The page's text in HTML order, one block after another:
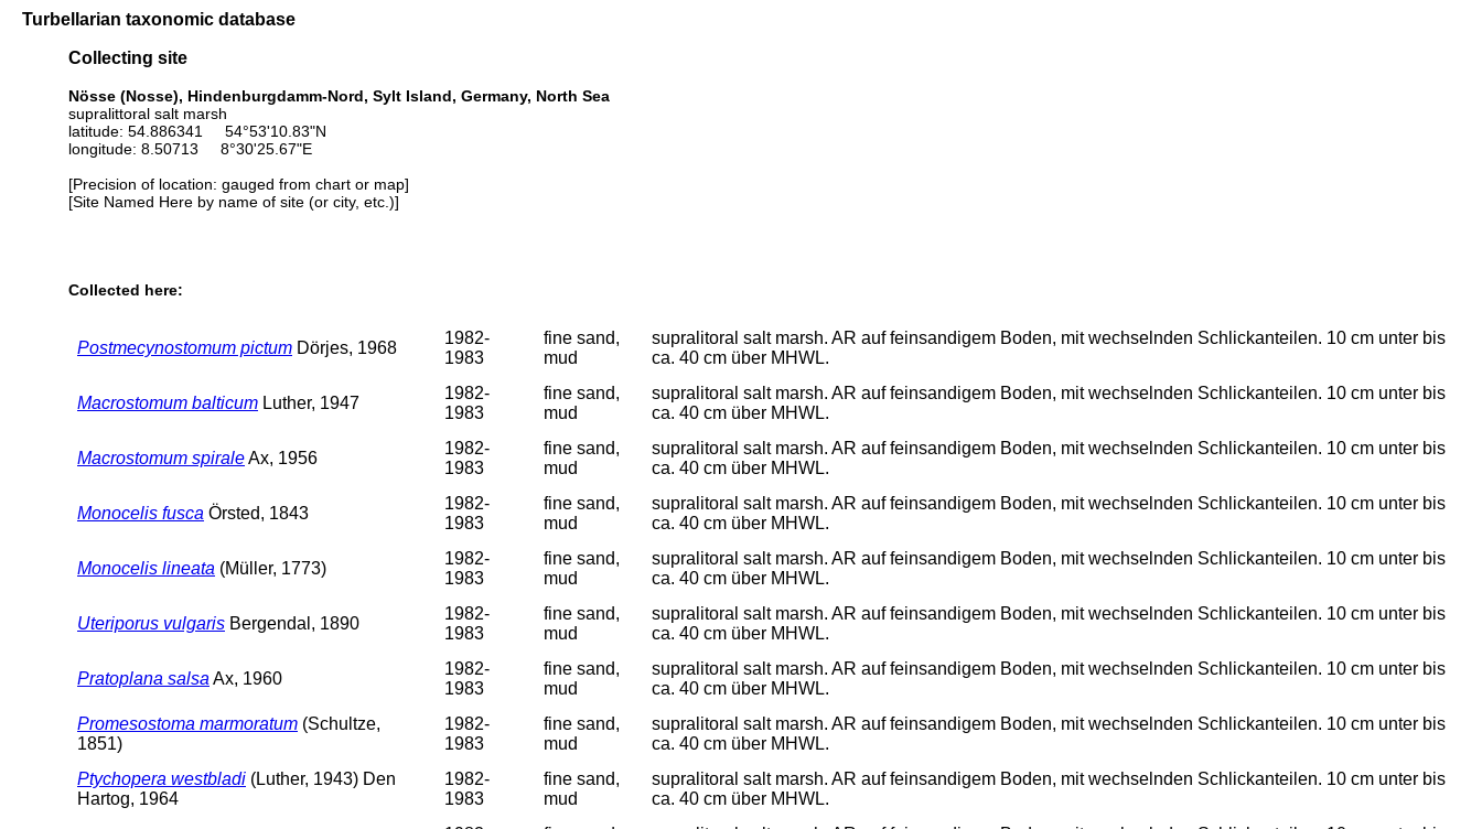
Turbellarian taxonomic database
Collecting site
Nösse (Nosse), Hindenburgdamm-Nord, Sylt Island, Germany, North Sea
supralittoral salt marsh
latitude: 54.886341 54°53'10.83"N
longitude: 8.50713 8°30'25.67"E
[Precision of location: gauged from chart or map]
[Site Named Here by name of site (or city, etc.)]
Collected here:
Postmecynostomum pictum Dörjes, 1968
1982-
1983
fine sand,
mud
supralitoral salt marsh. AR auf feinsandigem Boden, mit wechselnden Schlickanteilen. 10 cm unter bis
ca. 40 cm über MHWL.
Macrostomum balticum Luther, 1947
1982-
1983
fine sand,
mud
supralitoral salt marsh. AR auf feinsandigem Boden, mit wechselnden Schlickanteilen. 10 cm unter bis
ca. 40 cm über MHWL.
Macrostomum spiraleAx, 1956
1982-
1983
fine sand,
mud
supralitoral salt marsh. AR auf feinsandigem Boden, mit wechselnden Schlickanteilen. 10 cm unter bis
ca. 40 cm über MHWL.
Monocelis fusca Örsted, 1843
1982-
1983
fine sand,
mud
supralitoral salt marsh. AR auf feinsandigem Boden, mit wechselnden Schlickanteilen. 10 cm unter bis
ca. 40 cm über MHWL.
Monocelis lineata (Müller, 1773)
1982-
1983
fine sand,
mud
supralitoral salt marsh. AR auf feinsandigem Boden, mit wechselnden Schlickanteilen. 10 cm unter bis
ca. 40 cm über MHWL.
Uteriporus vulgaris Bergendal, 1890
1982-
1983
fine sand,
mud
supralitoral salt marsh. AR auf feinsandigem Boden, mit wechselnden Schlickanteilen. 10 cm unter bis
ca. 40 cm über MHWL.
Pratoplana salsa Ax, 1960
1982-
1983
fine sand,
mud
supralitoral salt marsh. AR auf feinsandigem Boden, mit wechselnden Schlickanteilen. 10 cm unter bis
ca. 40 cm über MHWL.
Promesostoma marmoratum (Schultze,
1851)
1982-
1983
fine sand,
mud
supralitoral salt marsh. AR auf feinsandigem Boden, mit wechselnden Schlickanteilen. 10 cm unter bis
ca. 40 cm über MHWL.
Ptychopera westbladi (Luther, 1943) Den
Hartog, 1964
1982-
1983
fine sand,
mud
supralitoral salt marsh. AR auf feinsandigem Boden, mit wechselnden Schlickanteilen. 10 cm unter bis
ca. 40 cm über MHWL.